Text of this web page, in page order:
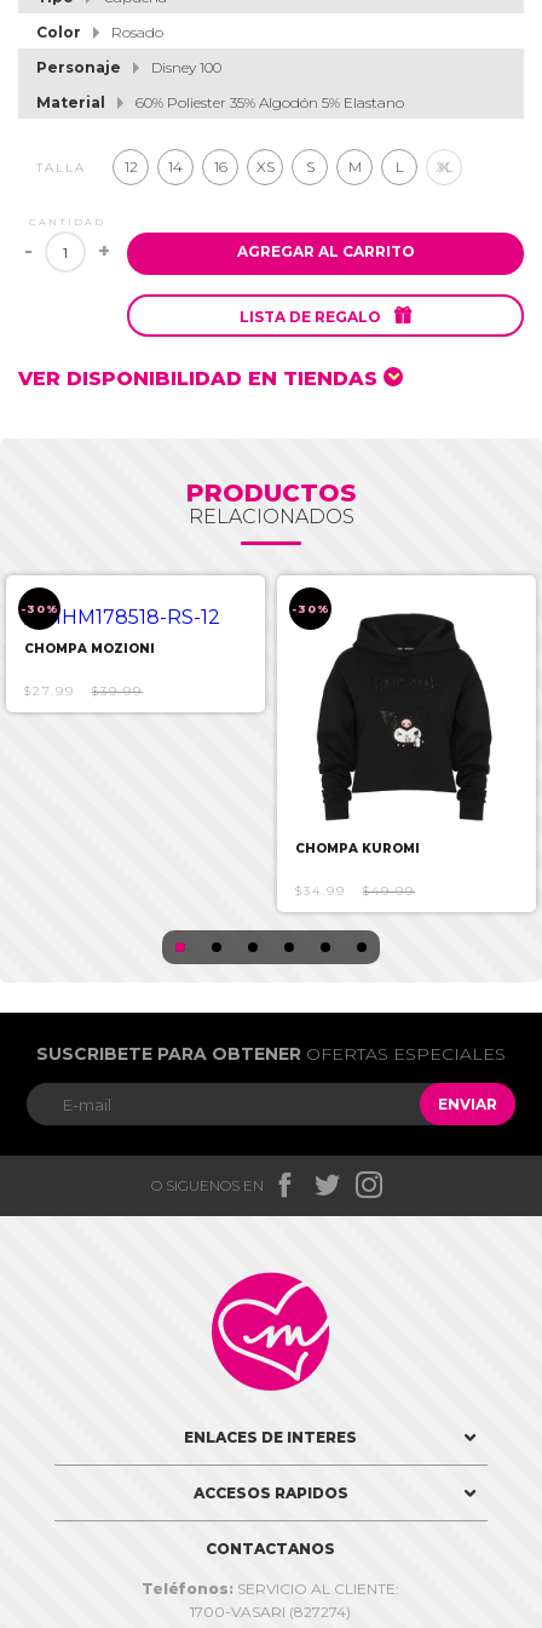
Color
Rosado
Personaje
Disney 100
Material
60% Poliester 35% Algodón 5% Elastano
TALLA 12 14 16 XS S M L XL
CANTIDAD
- + AGREGAR AL CARRITO
LISTA DE REGALO 
VER DISPONIBILIDAD EN TIENDAS
PRODUCTOS
RELACIONADOS
-30%
CHOMPA MOZIONI
$27.99 $39.99
-30%
CHOMPA KUROMI
$34.99 $49.99
SUSCRIBETE PARA OBTENER OFERTAS ESPECIALES
ENVIAR
O SIGUENOS EN   

ENLACES DE INTERES
ACCESOS RAPIDOS
CONTACTANOS
Teléfonos: SERVICIO AL CLIENTE:
1700-VASARI (827274)